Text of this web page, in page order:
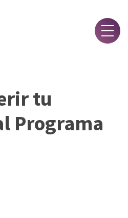
de tu
Programa